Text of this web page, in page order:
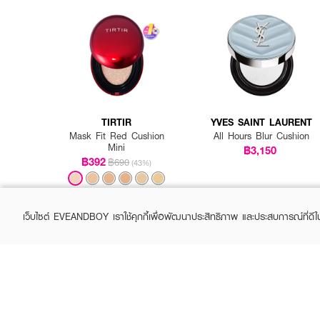
TIRTIR
Mask Fit Red Cushion
Mini
฿392฿690 (43%)
YVES SAINT LAURENT
All Hours Blur Cushion
฿3,150
เว็บไซต์ EVEANDBOY เราใช้คุกกี้เพื่อพัฒนาประสิทธิภาพ และประสบการณ์ที่